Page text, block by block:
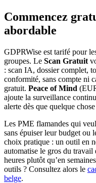
Commencez
abordable
GDPRWise est tarifé pour
groupes. Le Scan Gratuit
: scan IA, dossier complet,
conformité, sans compte ni
gratuit. Peace of Mind
ajoute la surveillance
alerte dès que quelque
Les PME flamandes qui
sans épuiser leur budget ou
choix pratique : un outil en
automatise le gros du
heures plutôt qu’en
outils ? Consultez alors le
belge.